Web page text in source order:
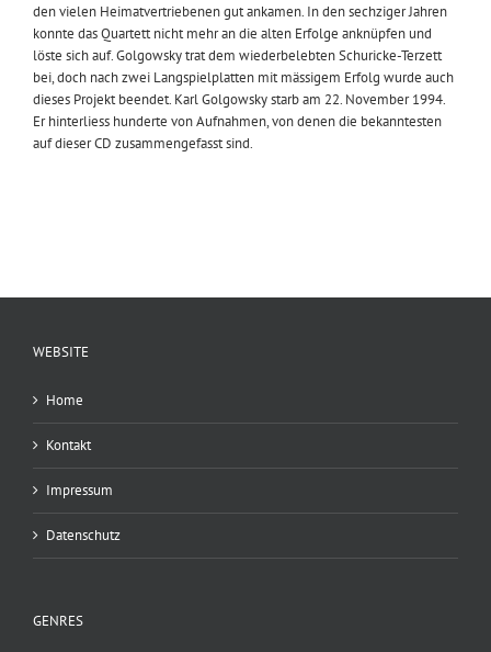
den vielen Heimatvertriebenen gut ankamen. In den sechziger Jahren
konnte das Quartett nicht mehr an die alten Erfolge anknüpfen und
löste sich auf. Golgowsky trat dem wiederbelebten Schuricke-Terzett
bei, doch nach zwei Langspielplatten mit mässigem Erfolg wurde auch
dieses Projekt beendet. Karl Golgowsky starb am 22. November 1994.
Er hinterliess hunderte von Aufnahmen, von denen die bekanntesten
auf dieser CD zusammengefasst sind.
WEBSITE
Home
Kontakt
Impressum
Datenschutz
GENRES